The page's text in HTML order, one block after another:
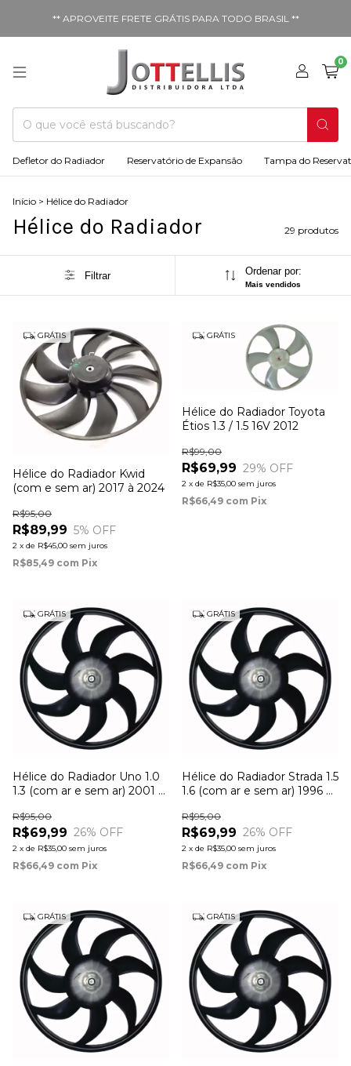
** APROVEITE FRETE GRÁTIS PARA TODO BRASIL **
0
Defletor do Radiador Reservatório de Expansão Tampa do
Início > Hélice do Radiador
Hélice do Radiador 29 produtos
Filtrar Ordenar por:
Mais vendidos
GRÁTIS
Hélice do Radiador Kwid
(com e sem ar) 2017 à 2024
R$89,99
R$95,00
5% OFF
2 x de R$45,00 sem juros
R$85,49 com Pix
GRÁTIS
Hélice do Radiador Toyota
Étios 1.3 / 1.5 16V 2012
R$69,99
R$99,00
29% OFF
2 x de R$35,00 sem juros
R$66,49 com Pix
GRÁTIS
Hélice do Radiador Uno 1.0
1.3 (com ar e sem ar) 2001 à
R$69,99
R$95,00
26% OFF
2 x de R$35,00 sem juros
R$66,49 com Pix
GRÁTIS
Hélice do Radiador Strada 1.5
1.6 (com ar e sem ar) 1996 à
R$69,99
R$95,00
26% OFF
2 x de R$35,00 sem juros
R$66,49 com Pix
GRÁTIS GRÁTIS